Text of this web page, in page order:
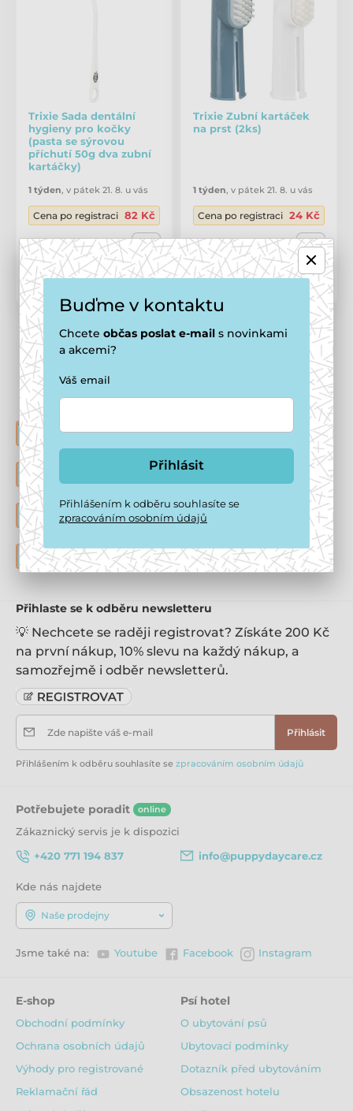
Trixie Sada dentální
hygieny pro kočky
(pasta se sýrovou
příchutí 50g dva zubní
kartáčky)
1 týden, v pátek 21. 8. u vás
Cena po registraci 82 Kč
88 Kč
Porovnat
Trixie Zubní kartáček
na prst (2ks)
1 týden, v pátek 21. 8. u vás
Cena po registraci 24 Kč
26 Kč
Porovnat
Už jste viděli 4 produkty z 4.
VÝHODY REGISTRACE
Nenechte si ujít 150 Kč na uvítanou a trvalou slevu 7%
HOTEL PRO PSY
Nabízíme hlídání psů v domácím prostředí
DOČASNÁ PÉČE O PSY
Staráme se i o opuštěné pejsky k adopci
Přihlaste se k odběru newsletteru
💡 Nechcete se raději registrovat? Získáte 200 Kč
na první nákup, 10% slevu na každý nákup, a
samozřejmě i odběr newsletterů.
Zde napište váš e-mail Přihlásit
Přihlášením k odběru souhlasíte se zpracováním osobním údajů
Potřebujete poradit online
Zákaznický servis je k dispozici
+420 771 194 837
info@puppydaycare.cz
Kde nás najdete
Naše prodejny
Jsme také na: Youtube Facebook Instagram
E-shop
Obchodní podmínky
Ochrana osobních údajů
Výhody pro registrované
Reklamační řád
Psí hotel
O ubytování psů
Ubytovací podmínky
Dotazník před ubytováním
Obsazenost hotelu
Buďme v kontaktu
Chcete občas poslat e-mail s novinkami
a akcemi?
Váš email
Přihlásit
Přihlášením k odběru souhlasíte se
zpracováním osobním údajů